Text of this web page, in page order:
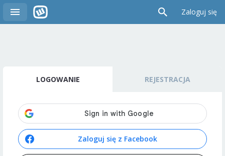
Zaloguj się
LOGOWANIE REJESTRACJA
Zaloguj się z Facebook